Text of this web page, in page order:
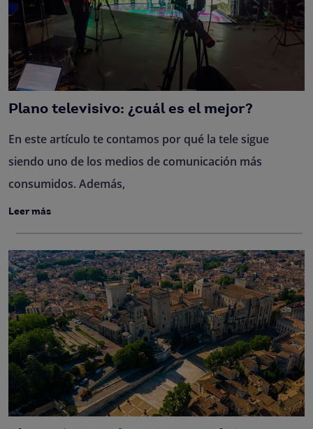
Plano televisivo: ¿cuál es el mejor?
En este artículo te contamos por qué la tele sigue
siendo uno de los medios de comunicación más
consumidos. Además,
Leer más